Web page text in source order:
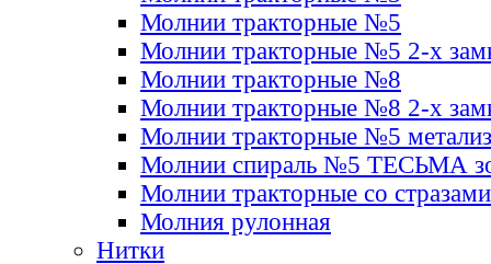
Молнии тракторные №5
Молнии тракторные №5 2-х
Молнии тракторные №8
Молнии тракторные №8 2-х
Молнии тракторные №5
Молнии спираль №5 ТЕСЬМА
Молнии тракторные со стразами
Молния рулонная
Нитки